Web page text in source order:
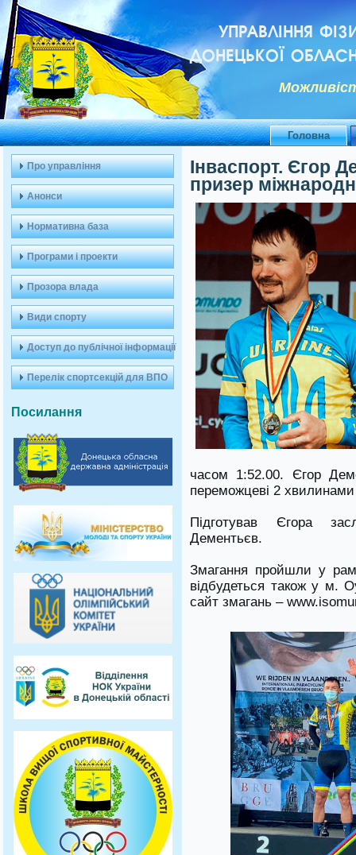
УПРАВЛІННЯ
ДОНЕЦЬКОЇ
Головна
Про управління
Анонси
Нормативна база
Програми і проекти
Прозора влада
Види спорту
Доступ до публічної інформації
Перелік спортсекцій для ВПО
Посилання
Інваспорт. Єгор
призер
часом 1:52.00. Єгор
переможцеві 2
Підготував Єгора
Дементьєв.
Змагання пройшли у
відбудеться також у м.
сайт змагань –